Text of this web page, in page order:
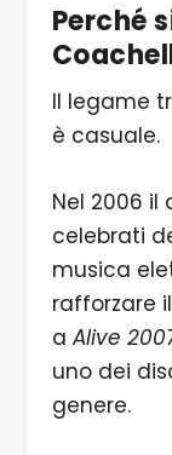
Perché
Il legame
è casuale.
Nel 2006 il
celebrati
musica
rafforzare
a Alive
uno dei
genere.